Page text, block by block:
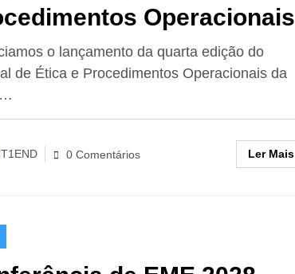
Operacionais
para o Radioamador,
o lançamento da quarta edição do
de Ética e Procedimentos Operacionais da
0 Comentários Ler Mais